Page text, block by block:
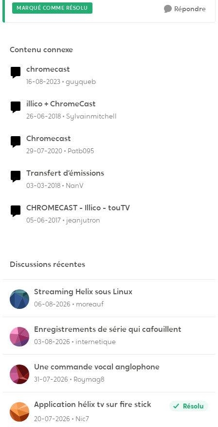
MARQUÉ COMME RÉSOLU Répondre
Contenu connexe
chromecast
16-08-2023 guyqueb
illico + ChromeCast
26-06-2018 Sylvainmitchell
Chromecast
29-07-2020 Patb095
Transfert d’émissions
03-03-2018 NanV
CHROMECAST - Illico - touTV
05-06-2017 jeanjutron
Discussions récentes
Streaming Helix sous Linux
06-08-2026 moreauf
Enregistrements de série qui cafouillent
03-08-2026 internetique
Une commande vocal anglophone
31-07-2026 Roymag8
Application hélix tv sur fire stick
Résolu
20-07-2026
Nic7